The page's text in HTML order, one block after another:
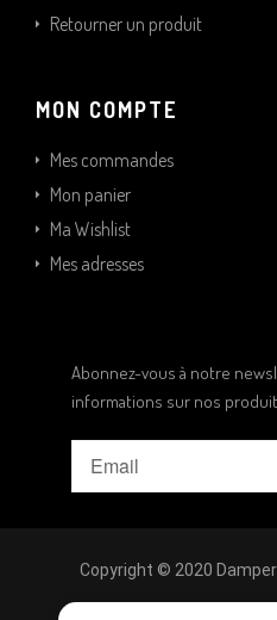
Retourner un produit
MON COMPTE
Mes commandes
Mon panier
Ma Wishlist
Mes adresses
Abonnez-vous à notre
informations sur nos
Copyright © 2020